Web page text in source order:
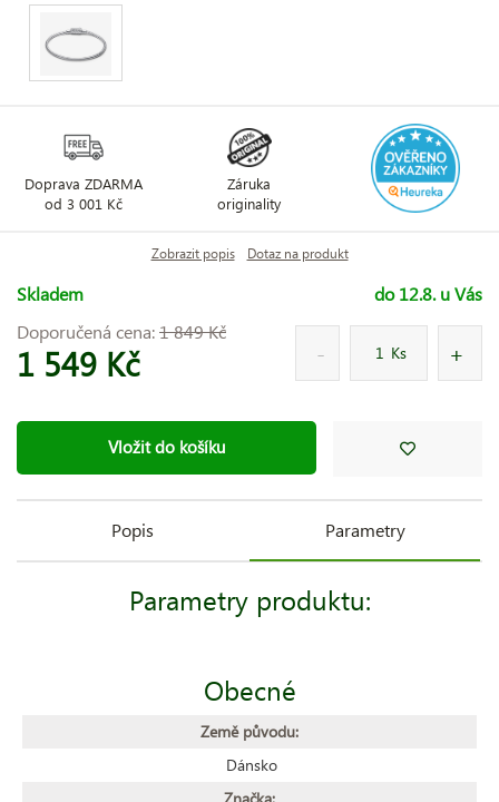
Doprava ZDARMA
od 3 001 Kč
Záruka
originality
Zobrazit popis Dotaz na produkt
Skladem
do 12.8. u Vás
Doporučená cena:1 849 Kč
1 549 Kč Ks
Vložit do košíku
Popis Parametry
Parametry produktu:
Obecné
Země původu:
Dánsko
Značka: